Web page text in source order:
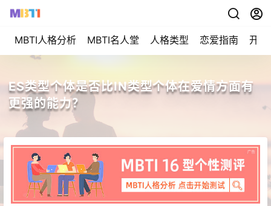
MBTI人格分析 MBTI名人堂 人格类型 恋爱指南 开始
ES类型个体是否比IN类型个体在爱情方面有
更强的能力？